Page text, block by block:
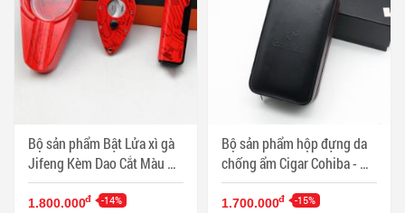
Bộ sản phẩm Bật Lửa xì gà
Jifeng Kèm Dao Cắt Màu Đỏ
Sang Trọng - Mã SP:
PKXG331
1.800.000đ -14%
Bộ sản phẩm hộp đựng da
chống ẩm Cigar Cohiba - Mã
SP: PKXG130
1.700.000đ -15%